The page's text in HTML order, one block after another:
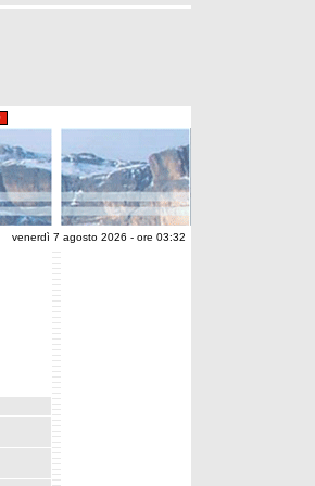
venerdì 7 agosto 2026 - ore 03:32